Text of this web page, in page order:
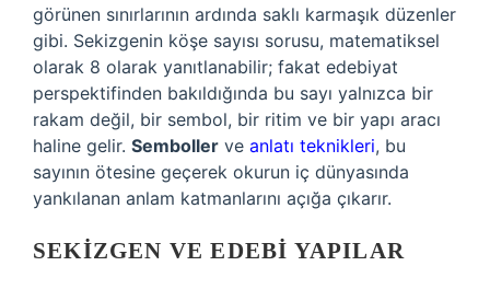
görünen sınırlarının ardında saklı karmaşık düzenler
gibi. Sekizgenin köşe sayısı sorusu, matematiksel
olarak 8 olarak yanıtlanabilir; fakat edebiyat
perspektifinden bakıldığında bu sayı yalnızca bir
rakam değil, bir sembol, bir ritim ve bir yapı aracı
haline gelir. Semboller ve anlatı teknikleri, bu
sayının ötesine geçerek okurun iç dünyasında
yankılanan anlam katmanlarını açığa çıkarır.
SEKIZGEN VE EDEBI YAPILAR